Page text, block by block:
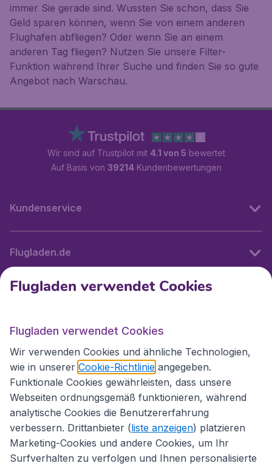
immer Sie gerade sind. Wussten Sie schon, dass Sie
Geld sparen können, wenn Sie von einem anderen
Flughafen abfliegen? Oder wenn Sie an einem
anderen Tag fliegen? Nutzen Sie unsere Filter-
Funktion während Ihrer Suche und finden Sie so gute
Angebot nach Warschau.
Wir sind auf Trustpilot mit 4.1 von 5 bewertet
Auf Basis von 39214Kundenbewertungen
Kundenservice
Flugladen.de
Internationale Webseiten
Folgen Sie uns:
Flugladen verwendet Cookies
Flugladen verwendet Cookies
Wir verwenden Cookies und ähnliche Technologien,
wie in unserer Cookie-Richtlinie angegeben.
Funktionale Cookies gewährleisten, dass unsere
Webseiten ordnungsgemäß funktionieren, während
analytische Cookies die Benutzererfahrung
verbessern. Drittanbieter (liste anzeigen) platzieren
Marketing-Cookies und andere Cookies, um Ihr
Surfverhalten zu verfolgen und Ihnen personalisierte